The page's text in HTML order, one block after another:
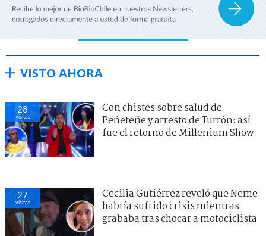
VISTO AHORA
28
visitas
Con chistes sobre salud de
Peñeteñe y arresto de Turrón: así
fue el retorno de Millenium Show
27
visitas
Cecilia Gutiérrez reveló que Neme
habría sufrido crisis mientras
grababa tras chocar a motociclista